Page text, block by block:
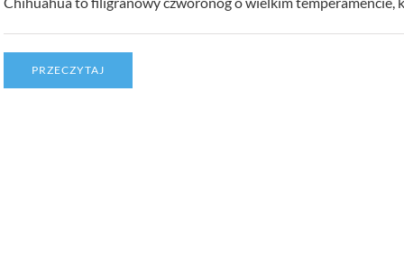
PRZECZYTAJ